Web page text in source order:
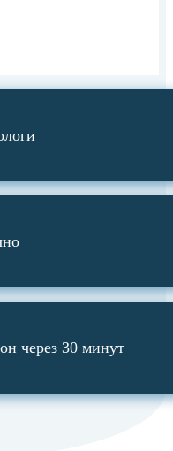
через 30 минут